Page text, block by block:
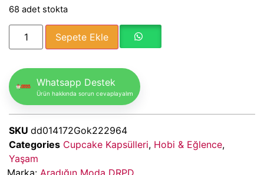
68 adet stokta
Sepete Ekle
Whatsapp Destek
Ürün hakkında sorun cevaplayalım
SKU dd014172Gok222964
Categories Cupcake Kapsülleri, Hobi & Eğlence,
Yaşam
Marka: Aradığın Moda DRPD